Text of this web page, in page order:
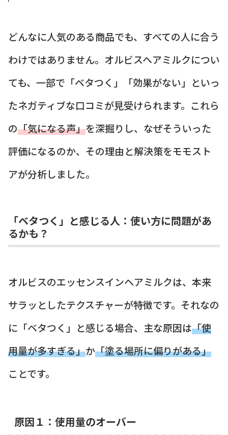
どんなに人気のある商品でも、すべての人に合う
わけではありません。オルビスヘアミルクについ
ても、一部で「ベタつく」「効果がない」といっ
たネガティブな口コミが見受けられます。これら
の「気になる声」を深掘りし、なぜそういった
評価になるのか、その理由と解決策をモモスト
アが分析しました。
「ベタつく」と感じる人：使い方に問題があ
るかも？
オルビスのエッセンスインヘアミルクは、本来
サラッとしたテクスチャーが特徴です。それなの
に「ベタつく」と感じる場合、主な原因は「使
用量が多すぎる」か「塗る場所に偏りがある」
ことです。
原因１：使用量のオーバー